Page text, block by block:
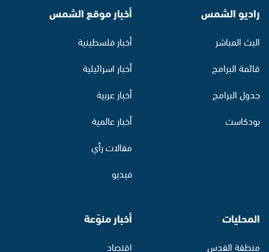
راديو الشمس
البث المباشر
قائمة البرامج
جدول البرامج
بودكاست
أخبار موقع الشمس
أخبار فلسطينية
أخبار اسرائيلية
أخبار عربية
أخبار عالمية
مقالات رأي
فيديو
المحليات
منطقة القدس
أخبار منوّعة
اقتصاد